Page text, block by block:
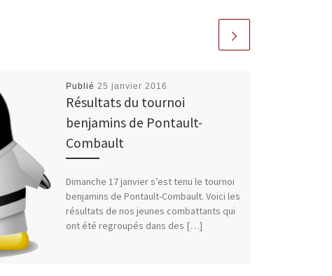
Publié 25 janvier 2016
Résultats du tournoi
benjamins de Pontault-
Combault
Dimanche 17 janvier s’est tenu le tournoi
benjamins de Pontault-Combault. Voici les
résultats de nos jeunes combattants qui
ont été regroupés dans des […]